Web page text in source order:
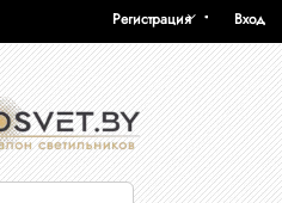
Вход
Регистрация